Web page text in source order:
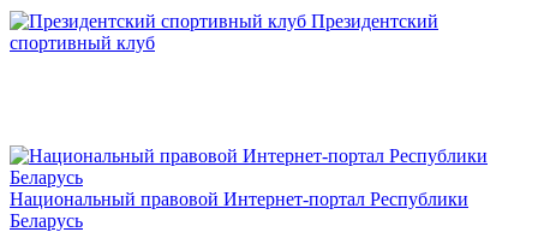
Президентский
спортивный клуб
Национальный правовой Интернет-портал Республики
Беларусь